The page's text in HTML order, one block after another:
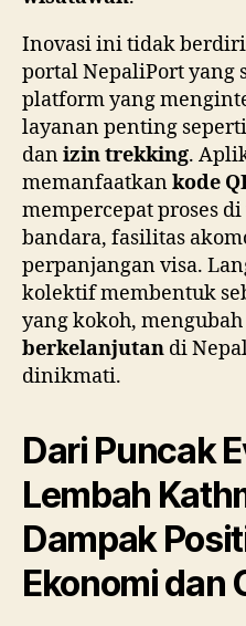
Inovasi ini tidak
portal NepaliPort yang
platform yang
layanan penting
danizin trekking.
memanfaatkankode
mempercepat proses
bandara, fasilitas
perpanjangan visa.
kolektif membentuk
yang kokoh,
berkelanjutan di
dinikmati.
Dari Puncak
Lembah
Dampak
Ekonomi dan